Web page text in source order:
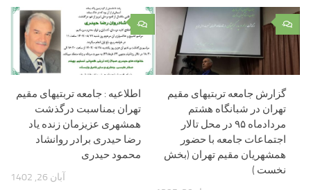
۰
اطلاعیه : جامعه تربتیهای مقیم
تهران بمناسبت درگذشت
همشهری عزیزمان زنده یاد
رضا حیدری برادر روانشاد
محمود حیدری
آبان 26, 1402
۰
گزارش جامعه تربتیهای مقیم
تهران در شبانگاه هشتم
مردادماه ۹۵ در محل تالار
اجتماعات جامعه با حضور
همشهریان مقیم تهران (بخش
نخست )